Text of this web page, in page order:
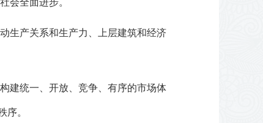
生产关系和生产力、上层建筑和经济
建统一、开放、竞争、有序的市场体
序。